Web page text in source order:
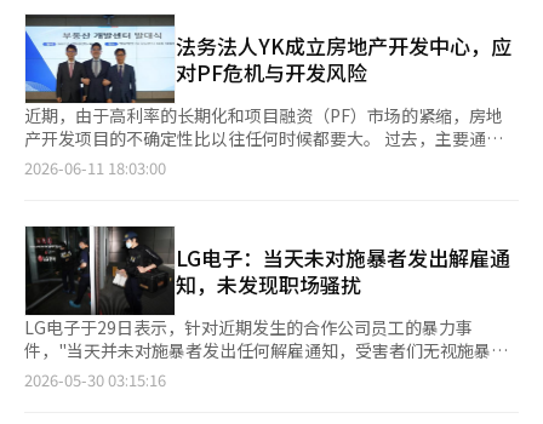
加重。根据合并标准，营业费用从2021年的3030亿韩元增加到
2023年的5263亿韩元，去年也达到了5187亿韩元。由于直接拥有
和运营办公楼及酒店等资产的比例增加，人工成本、设施管理费和
金融费用等固定成本也随之上升。息税折旧摊销前营业利润
（EBIT）利润率从2021年的约60%下降到2025年上半年的
24%。尽管收入增加，但资产扩张带来的成本增长速度更快。 成
立于2010年的KT房地产是KT集团的房地产专业公司，主要负责将
KT拥有的电话局、通信局和办公楼等闲置土地开发为住宅和办公
目前大田住宅项目正在推动业绩增长。 然而，随着核心闲置土地
开发的基本完成，增长战略也发生了变化。到2021年，房地产管
理、销售和委托开发部门占总收入的约65%，但最近它正在向办
公、租赁住房、酒店、资产运营、房地产流动化和证券化等领域扩
展业务组合。 外部投资也开始加速。KT房地产在收购马曲LeWest
City Tower后，正在推动成寿洞和江南站周边的办公楼开发，将增
长重心从KT拥有的土地开发转向外部优质资产投资。 作为业务多
元化的一部分，租赁业务也已成为稳定的收入来源。KT房地产运
社长在现场查看了休息室和卫生管理室等工人便利设施的运营情
况，并检查了空调的运转情况以及冰块和矿泉水的配备，确保落实
预防热病的五大原则（水、阴凉、休息、冷却设备、紧急处理）。
此外，还进行了模拟训练，假设热病发生的情况，并通过利用人工
智能(AI)和物联网(IoT)的智能安全管理系统实时确认现场安全状
况。 SH还为鼓励现场工人运营了咖啡车，并提供了清凉饮料和纪
念品。 同时，SH计划向公事费在300亿韩元以下的中小型建筑工
地提供智能温湿度计和防坠落智能气囊，以加强酷暑期间的安全管
故。 黄相夏社长表示：“在夏季高温期间，现场工人的健康管理
至关重要，希望所有工人都能遵守高温安全规定，确保健康和安全
作业。” 另一方面，建筑工地因长时间暴露在直射阳光下，并进
行高强度体力劳动，属于高温引发热病风险较高的行业。根据劳动
部的数据，去年因高温作业而获得热病工业事故批准的工人有77
人，比五年前增加了约六倍。※ 本报道经人工智能（AI）系统翻译
与编辑。
法务法人YK成立房地产开发中心，应
对PF危机与开发风险
近期，由于高利率的长期化和项目融资（PF）市场的紧缩，房地
产开发项目的不确定性比以往任何时候都要大。 过去，主要通过
诉讼等方式解决事后争议，而现在则越来越重视从项目初期阶段开
施工等复杂的实务领域。 由于公共和私人等多方利益相关者的交
织，市场上对超越简单法律知识的开发领域深厚专业性和冲突调解
能力的需求，已成为律师事务所的核心竞争力。 为应对这种快速
变化的市场环境和日益复杂的法律需求，法务法人YK于6月8日正
式成立了涵盖房地产开发项目全流程的“房地产开发中心”。 此
次成立的中心将专注于城市开发及公募型PF等大规模开发项目，
以及住宅和知识产业中心等块地、地块特化项目，甚至包括重建和
再开发的城市整治项目，提供全面的咨询服务。 中心将负责大规
2026-06-11 18:03:00
LG电子：当天未对施暴者发出解雇通
知，未发现职场骚扰
LG电子于29日表示，针对近期发生的合作公司员工的暴力事
件，"当天并未对施暴者发出任何解雇通知，受害者们无视施暴者
的说法也未得到证实"。 LG电子表示，早在12日，公司就因施暴者
2026-05-30 03:15:16